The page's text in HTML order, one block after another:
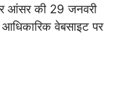
आंसर की 29 जनवरी
वेबसाइट पर